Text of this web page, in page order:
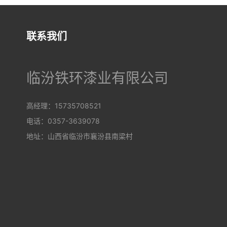
联系我们
临汾铁环漆业有限公司
高经理：15735708521
电话：0357-3639078
地址：山西省临汾市襄汾县南梁村